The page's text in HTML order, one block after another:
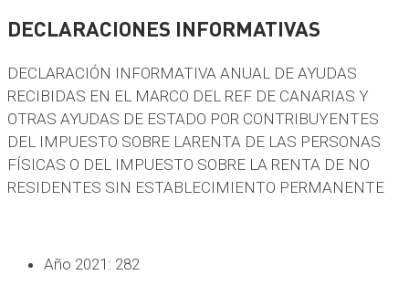
DECLARACIONES INFORMATIVAS
DECLARACIÓN INFORMATIVA ANUAL DE AYUDAS
RECIBIDAS EN EL MARCO DEL REF DE CANARIAS Y
OTRAS AYUDAS DE ESTADO POR CONTRIBUYENTES
DEL IMPUESTO SOBRE LARENTA DE LAS PERSONAS
FÍSICAS O DEL IMPUESTO SOBRE LA RENTA DE NO
RESIDENTES SIN ESTABLECIMIENTO PERMANENTE
Año 2021: 282